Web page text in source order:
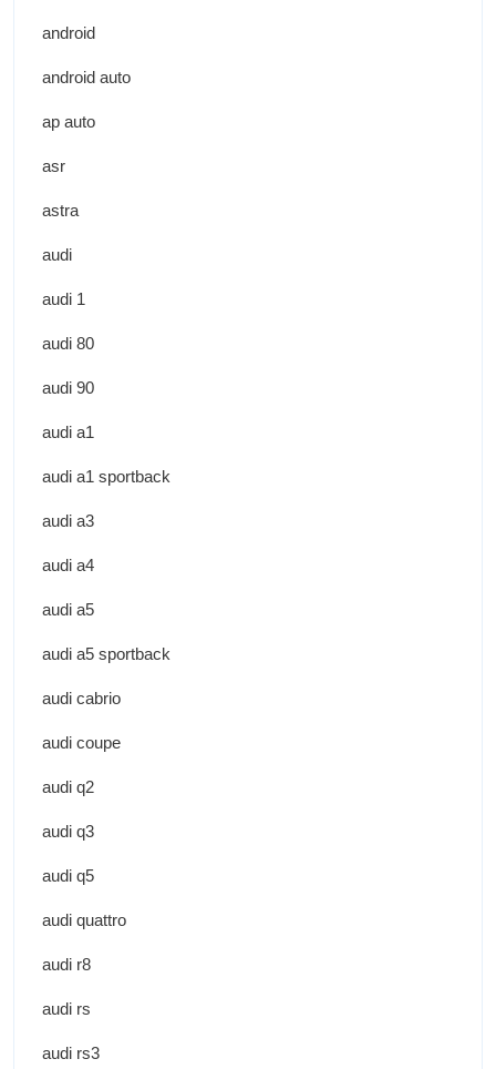
android
android auto
ap auto
asr
astra
audi
audi 1
audi 80
audi 90
audi a1
audi a1 sportback
audi a3
audi a4
audi a5
audi a5 sportback
audi cabrio
audi coupe
audi q2
audi q3
audi q5
audi quattro
audi r8
audi rs
audi rs3